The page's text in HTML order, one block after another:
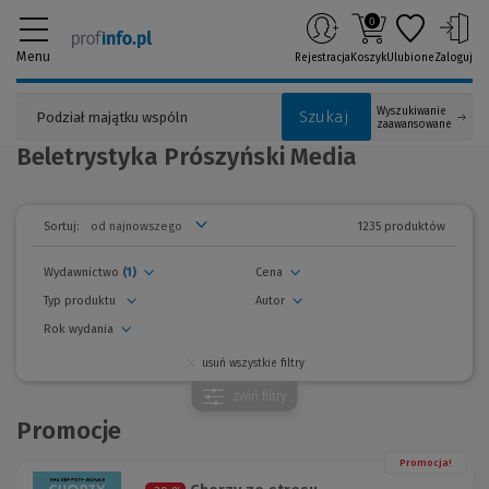
Menu
Szukaj
Wyszukiwanie
zaawansowane
Rejestracja
0
KoszykUlubioneZaloguj
Beletrystyka Prószyński Media
Sortuj: 1235 produktów
Wydawnictwo (1)
Autor
Cena
Rok wydania
Typ produktu
usuń wszystkie filtry
zwiń filtry
Promocje
Promocja!